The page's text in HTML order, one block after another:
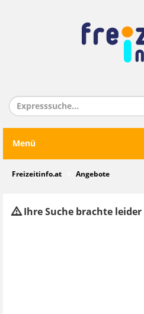
Menü
Freizeitinfo.at Angebote
Ihre Suche brachte leider